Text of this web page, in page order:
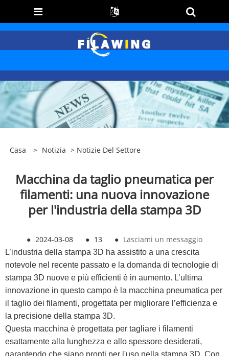
Casa > Notizia > Notizie Del Settore
Macchina da taglio pneumatica per
filamenti: una nuova innovazione
per l'industria della stampa 3D
● 2024-03-08 ● 13 ● Lasciami un messaggio
L’industria della stampa 3D ha assistito a una crescita
notevole nel recente passato e la domanda di tecnologie di
stampa 3D nuove e più efficienti è in aumento. L’ultima
innovazione in questo campo è la macchina pneumatica per
il taglio dei filamenti, progettata per migliorare l’efficienza e
la precisione della stampa 3D.
Questa macchina è progettata per tagliare i filamenti
esattamente alla lunghezza e allo spessore desiderati,